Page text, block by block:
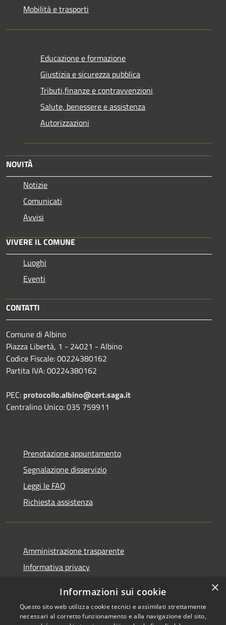
Mobilità e trasporti
Educazione e formazione
Giustizia e sicurezza pubblica
Tributi,finanze e contravvenzioni
Salute, benessere e assistenza
Autorizzazioni
NOVITÀ
Notizie
Comunicati
Avvisi
VIVERE IL COMUNE
Luoghi
Eventi
CONTATTI
Comune di Albino
Piazza Libertà, 1 - 24021 - Albino
Codice Fiscale: 00224380162
Partita IVA: 00224380162
PEC: protocollo.albino@cert.saga.it
Centralino Unico: 035 759911
Prenotazione appuntamento
Segnalazione disservizio
Leggi le FAQ
Richiesta assistenza
Amministrazione trasparente
Informativa privacy
Dichiarazione di accessibilità
×
Informazioni sui cookie
Questo sito web utilizza cookie tecnici e assimilati strettamente
necessari al corretto funzionamento e alla navigazione del sito,